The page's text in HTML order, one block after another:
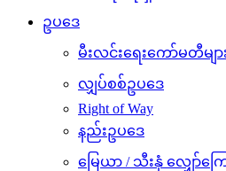
ဥပဒေ
မီးလင်းရေးကော်မတီမ
လျှပ်စစ်ဥပဒေ
Right of Way
နည်းဥပဒေ
မြေယာ / သီးနှံ လျှော်ကြ